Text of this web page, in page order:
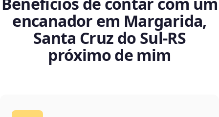
encanador em Margarida,
Santa Cruz do Sul‑RS
próximo de mim